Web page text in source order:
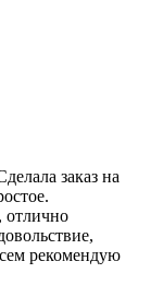
заказ на
отлично
рекомендую